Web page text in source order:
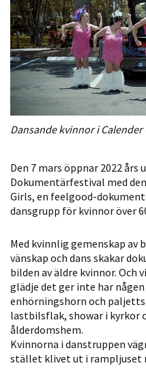
Dansande kvinnor i Calender
Den 7 mars öppnar 2022 års
Dokumentärfestival med
Girls, en feelgood-
dansgrupp för kvinnor över
Med kvinnlig gemenskap av
vänskap och dans skakar
bilden av äldre kvinnor. Och
glädje det ger inte har
enhörningshorn och
lastbilsflak, showar i kyrkor
ålderdomshem.
Kvinnorna i danstruppen
stället klivet ut i rampljuset